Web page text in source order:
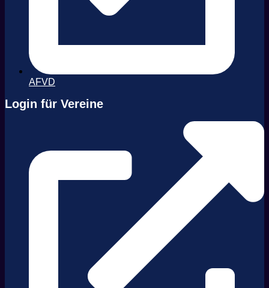
AFVD
Login für Vereine